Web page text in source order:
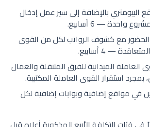
البيومتري بالإضافة إلى سير عمل إدخال
واحدة — 6 أسابيع.
مع كشوف الرواتب لكل من القوى
— 4 أسابيع.
العاملة الميدانية للفرق المتنقلة والعمال
استقرار القوى العاملة المكتبية.
في مواقع إضافية وبوابات إضافية لكل